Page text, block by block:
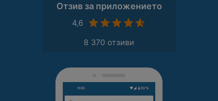
Отзив за приложението
4,6
8 370 отзиви